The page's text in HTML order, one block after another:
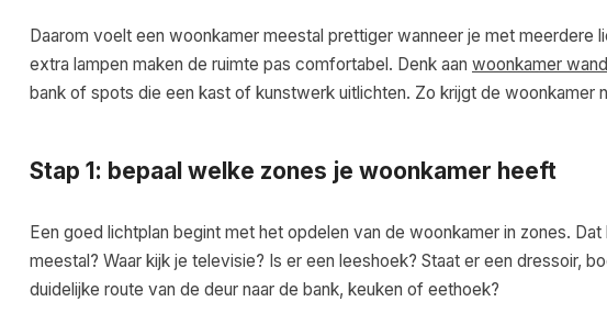
Daarom voelt een woonkamer meestal prettiger wanneer je met meerdere
extra lampen maken de ruimte pas comfortabel. Denk aan woonkamer
bank of spots die een kast of kunstwerk uitlichten. Zo krijgt de woonkamer
Stap 1: bepaal welke zones je woonkamer heeft
Een goed lichtplan begint met het opdelen van de woonkamer in zones.
meestal? Waar kijk je televisie? Is er een leeshoek? Staat er een dressoir,
duidelijke route van de deur naar de bank, keuken of eethoek?